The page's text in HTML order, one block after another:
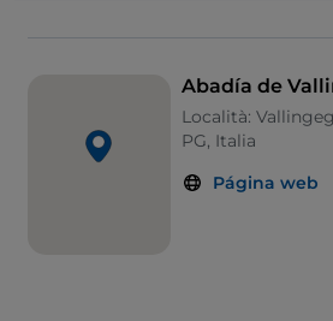
Abadía de
Località:
PG, Italia
Página web